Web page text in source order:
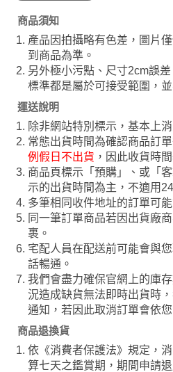
商品須知
產品因拍攝略有色差，圖片
到商品為準。
另外極小污點、尺寸2cm誤
標準都是屬於可接受範圍，
運送說明
除非網站特別標示，基本上
常態出貨時間為確認商品訂
例假日不出貨 ，因此收貨時
商品頁標示「預購」、或「
示的出貨時間為主，不適用
多筆相同收件地址的訂單可
同一筆訂單商品若因出貨廠
裹。
宅配人員在配送前可能會與
話暢通。
我們會盡力確保官網上的庫
況造成缺貨無法即時出貨時
通知，若因此取消訂單會依
商品退換貨
依《消費者保護法》規定，
算七天之鑑賞期，期間申請